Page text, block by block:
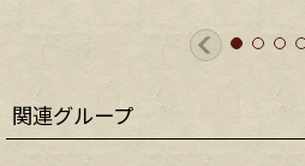
関連グループ